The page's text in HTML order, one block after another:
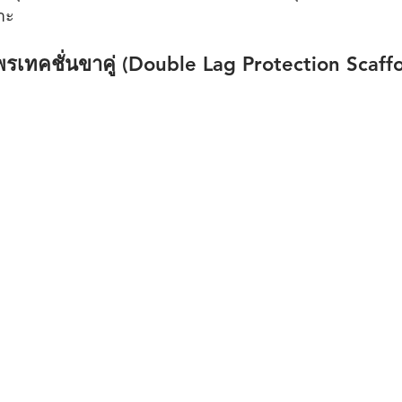
รเทคชั่นขาคู่ (Double Lag Protection